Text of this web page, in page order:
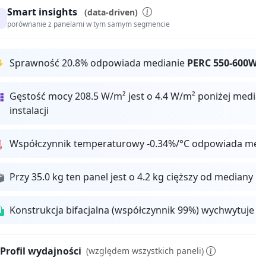
Smart insights (data-driven)
porównanie z panelami w tym samym segmencie
Sprawność 20.8% odpowiada medianie PERC 550-
Gęstość mocy 208.5 W/m² jest o 4.4 W/m² poniżej
instalacji
Współczynnik temperaturowy -0.34%/°C odpowiada
Przy 35.0 kg ten panel jest o 4.2 kg cięższy od mediany
Konstrukcja bifacjalna (współczynnik 99%)
Profil wydajności (względem wszystkich paneli)